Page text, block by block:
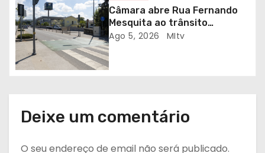
o
s
Câmara abre Rua Fernando
Mesquita ao trânsito
automóvel
Ago 5, 2026 MItv
Deixe um comentário
O seu endereço de email não será publicado.